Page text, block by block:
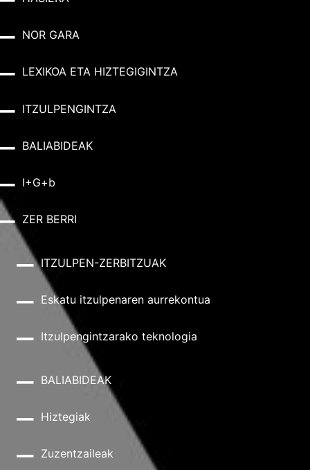
NOR GARA
LEXIKOA ETA HIZTEGIGINTZA
ITZULPENGINTZA
BALIABIDEAK
I+G+b
ZER BERRI
ITZULPEN-ZERBITZUAK
Eskatu itzulpenaren aurrekontua
Itzulpengintzarako teknologia
BALIABIDEAK
Hiztegiak
Zuzentzaileak